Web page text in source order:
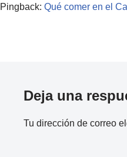
Pingback: Qué comer en el
Deja una
Tu dirección de correo